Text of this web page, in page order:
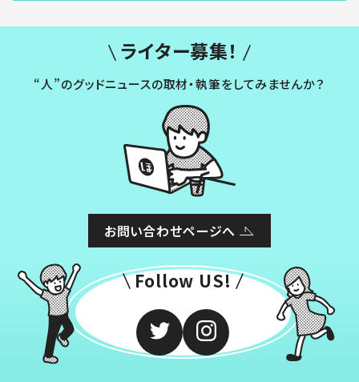
ライター募集！
“人”のグッドニュースの取材・執筆をしてみませんか？
お問い合わせページへ
Follow US!